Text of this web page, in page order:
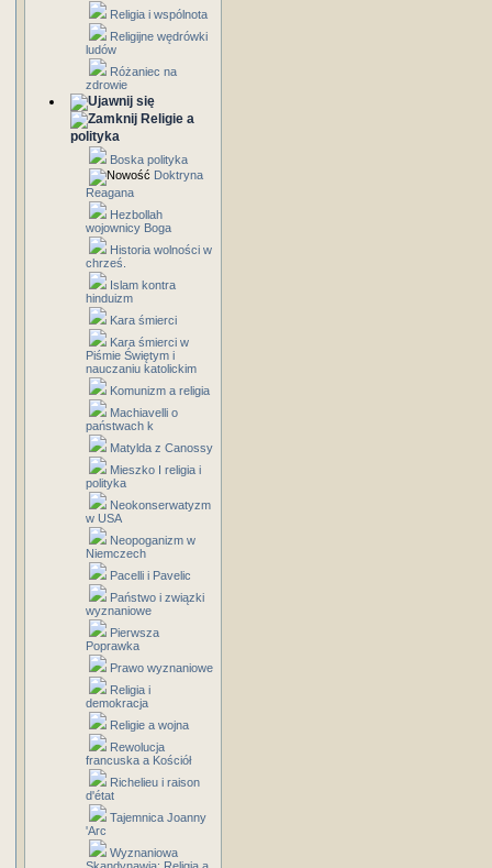
Religia i wspólnota
Religijne wędrówki
ludów
Różaniec na
zdrowie
Religie a
polityka
Boska polityka
Doktryna
Reagana
Hezbollah
wojownicy Boga
Historia wolności w
chrześ.
Islam kontra
hinduizm
Kara śmierci
Kara śmierci w
Piśmie Świętym i
nauczaniu katolickim
Komunizm a religia
Machiavelli o
państwach k
Matylda z Canossy
Mieszko I religia i
polityka
Neokonserwatyzm
w USA
Neopoganizm w
Niemczech
Pacelli i Pavelic
Państwo i związki
wyznaniowe
Pierwsza
Poprawka
Prawo wyznaniowe
Religia i
demokracja
Religie a wojna
Rewolucja
francuska a Kościół
Richelieu i raison
d'état
Tajemnica Joanny
'Arc
Wyznaniowa